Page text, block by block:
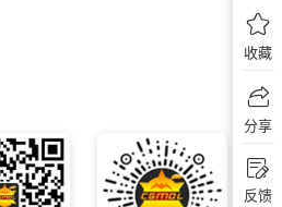
收藏
分享
反馈